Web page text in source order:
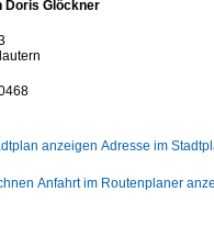
Doris Glöckner
Adresse im
Anfahrt im Routenplaner